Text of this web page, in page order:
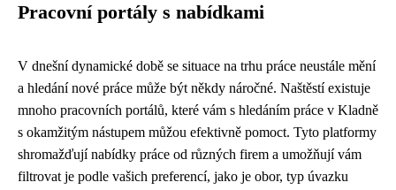
Pracovní portály s nabídkami
V dnešní dynamické době se situace na trhu práce neustále mění
a hledání nové práce může být někdy náročné. Naštěstí existuje
mnoho pracovních portálů, které vám s hledáním práce v Kladně
s okamžitým nástupem můžou efektivně pomoct. Tyto platformy
shromažďují nabídky práce od různých firem a umožňují vám
filtrovat je podle vašich preferencí, jako je obor, typ úvazku